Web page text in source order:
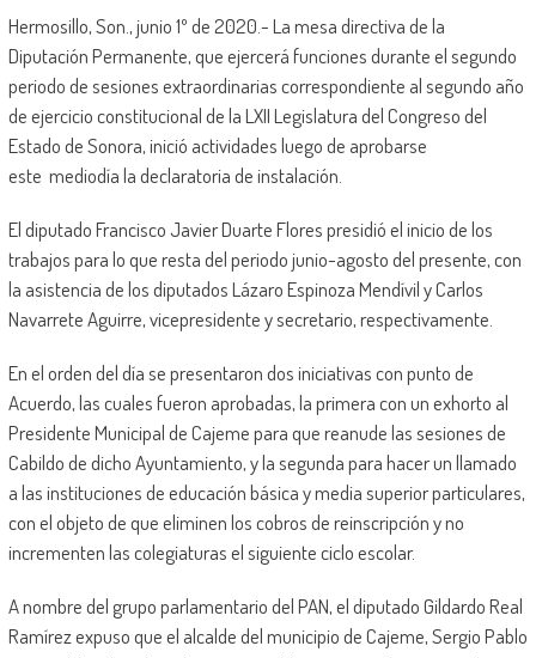
Hermosillo, Son., junio 1º de 2020.- La mesa directiva de la
Diputación Permanente, que ejercerá funciones durante el segundo
periodo de sesiones extraordinarias correspondiente al segundo año
de ejercicio constitucional de la LXII Legislatura del Congreso del
Estado de Sonora, inició actividades luego de aprobarse
este mediodía la declaratoria de instalación.
El diputado Francisco Javier Duarte Flores presidió el inicio de los
trabajos para lo que resta del periodo junio-agosto del presente, con
la asistencia de los diputados Lázaro Espinoza Mendívil y Carlos
Navarrete Aguirre, vicepresidente y secretario, respectivamente.
En el orden del día se presentaron dos iniciativas con punto de
Acuerdo, las cuales fueron aprobadas, la primera con un exhorto al
Presidente Municipal de Cajeme para que reanude las sesiones de
Cabildo de dicho Ayuntamiento, y la segunda para hacer un llamado
a las instituciones de educación básica y media superior particulares,
con el objeto de que eliminen los cobros de reinscripción y no
incrementen las colegiaturas el siguiente ciclo escolar.
A nombre del grupo parlamentario del PAN, el diputado Gildardo Real
Ramírez expuso que el alcalde del municipio de Cajeme, Sergio Pablo